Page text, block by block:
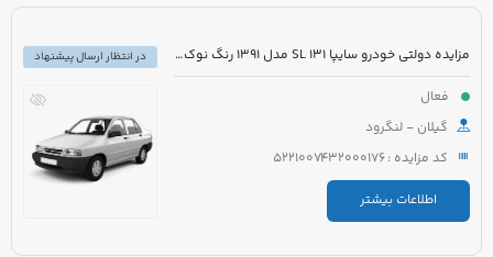
مزایده دولتی خودرو سایپا 131 SL مدل 1391 رنگ نوک مدادی متالیک
فعال
گیلان - لنگرود
کد مزایده : 5221007432000176
اطلاعات بیشتر
در انتظار ارسال پیشنهاد